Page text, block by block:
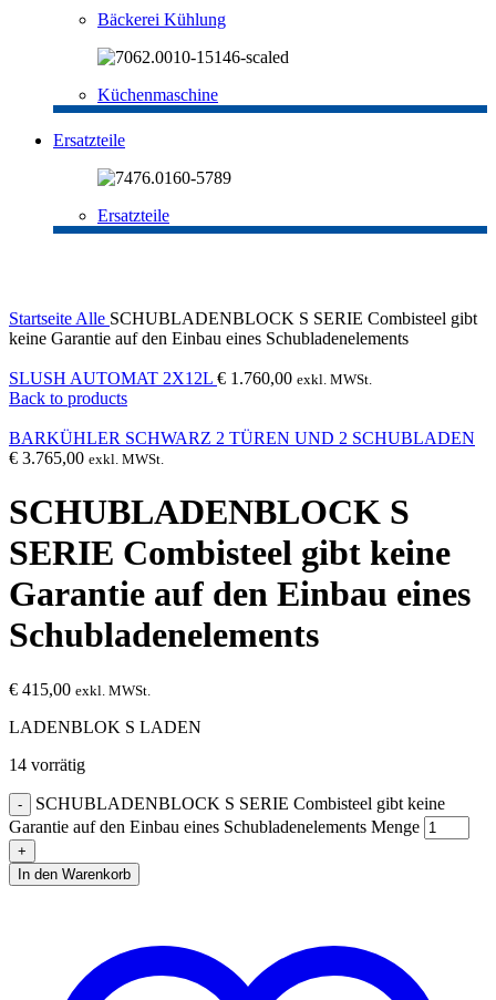
Bäckerei Kühlung
Küchenmaschine
Ersatzteile
Ersatzteile
Startseite Alle SCHUBLADENBLOCK S SERIE Combisteel gibt
keine Garantie auf den Einbau eines Schubladenelements
SLUSH AUTOMAT 2X12L € 1.760,00 exkl. MWSt.
Back to products
BARKÜHLER SCHWARZ 2 TÜREN UND 2 SCHUBLADEN
€ 3.765,00 exkl. MWSt.
SCHUBLADENBLOCK S
SERIE Combisteel gibt keine
Garantie auf den Einbau eines
Schubladenelements
€ 415,00 exkl. MWSt.
LADENBLOK S LADEN
14 vorrätig
SCHUBLADENBLOCK S SERIE Combisteel gibt keine
Garantie auf den Einbau eines Schubladenelements Menge
In den Warenkorb